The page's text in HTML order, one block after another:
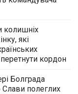
колишніх
які
кордон
Болграда
полеглих